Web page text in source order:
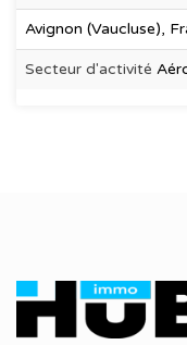
Avignon (Vaucluse),
Secteur d'activité